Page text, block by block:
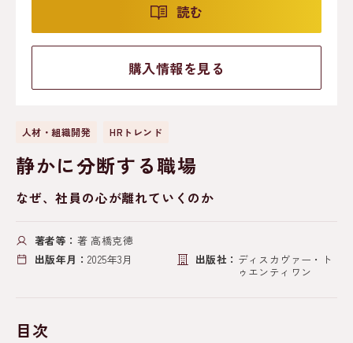
読む
購入情報を見る
人材・組織開発 HRトレンド
静かに分断する職場
なぜ、社員の心が離れていくのか
著者等： 著 高橋克徳
出版年月： 2025年3月 出版社： ディスカヴァー・ト
ゥエンティワン
目次